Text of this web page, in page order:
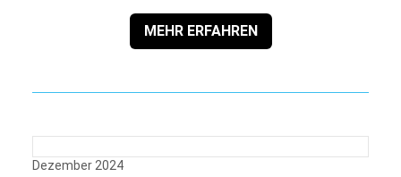
MEHR ERFAHREN
Dezember 2024